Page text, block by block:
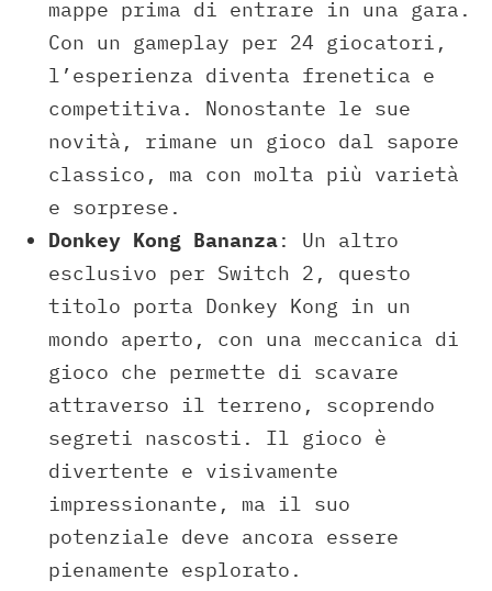
mappe prima di entrare in una gara.
Con un gameplay per 24 giocatori,
l’esperienza diventa frenetica e
competitiva. Nonostante le sue
novità, rimane un gioco dal sapore
classico, ma con molta più varietà
e sorprese.
Donkey Kong Bananza: Un altro
esclusivo per Switch 2, questo
titolo porta Donkey Kong in un
mondo aperto, con una meccanica di
gioco che permette di scavare
attraverso il terreno, scoprendo
segreti nascosti. Il gioco è
divertente e visivamente
impressionante, ma il suo
potenziale deve ancora essere
pienamente esplorato.